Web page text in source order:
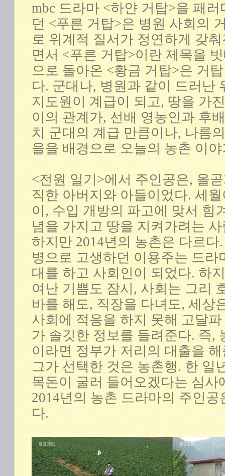
mbc 드라마 <하얀 거탑>을 패
던 <푸른 거탑>은 병원 사회의
로 위계적 질서가 정연하게 갖
면서 <푸른 거탑>이란 제목을
으로 돌아온 <황금 거탑>은 거
다. 군대나, 병원과 같이 드러난
지도원이 계급이 되고, 땅을 가
이의 관계가, 선배 영농인과 후
치 군대의 계급 만큼이나, 나름
을을 배경으로 오늘의 농촌 이
<전원 일기>에서 주인공은, 올
직한 아버지와 아들이었다. 세
이, 수입 개방의 파고에 맞서 힘
념을 가지고 땅을 지켜가려는
하지만 2014년의 농촌은 다르
병으로 고생하던 이용주는 드라
대를 하고 사회인이 되었다. 하
여난 기쁨도 잠시, 사회는 그리
바를 해도, 직장을 다녀도, 세상
사회에 적응을 하지 못해 고달
가 솔깃한 정보를 들려준다. 즉,
이라면 정부가 저리의 대출을
그가 선택한 것은 농촌행. 한 일
목돈이 굴러 들어오겠다는 심사
2014년의 농촌 드라마의 주인
다.